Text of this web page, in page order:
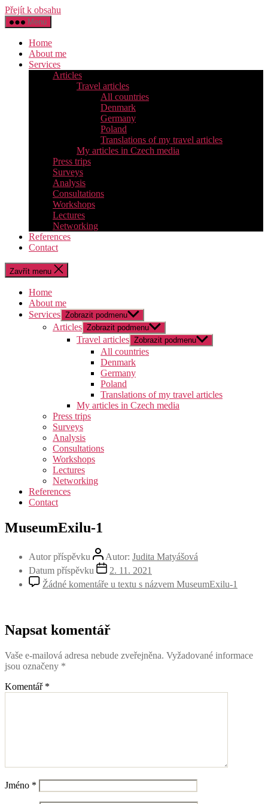
Přejít k obsahu
Menu
Home
About me
Services
Articles
Travel articles
All countries
Denmark
Germany
Poland
Translations of my travel articles
My articles in Czech media
Press trips
Surveys
Analysis
Consultations
Workshops
Lectures
Networking
References
Contact
Zavřít menu
Home
About me
Services Zobrazit podmenu
Articles Zobrazit podmenu
Travel articles Zobrazit podmenu
All countries
Denmark
Germany
Poland
Translations of my travel articles
My articles in Czech media
Press trips
Surveys
Analysis
Consultations
Workshops
Lectures
Networking
References
Contact
MuseumExilu-1
Autor příspěvku Autor: Judita Matyášová
Datum příspěvku
2. 11. 2021
Žádné komentáře u textu s názvem MuseumExilu-1
Napsat komentář
Vaše e-mailová adresa nebude zveřejněna. Vyžadované informace
jsou označeny *
Komentář *
Jméno *